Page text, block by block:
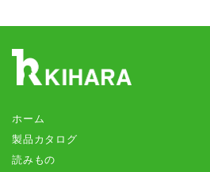
ホーム
製品カタログ
読みもの